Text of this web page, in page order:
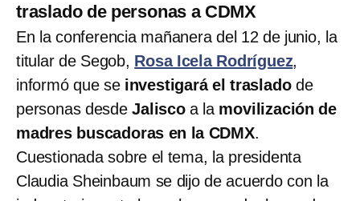
traslado de personas a CDMX
En la conferencia mañanera del 12 de junio, la
titular de Segob, Rosa Icela Rodríguez,
informó que se investigará el trasladode
personas desdeJaliscoa la movilización de
madres buscadoras en la CDMX.
Cuestionada sobre el tema, la presidenta
Claudia Sheinbaum se dijo de acuerdo con la